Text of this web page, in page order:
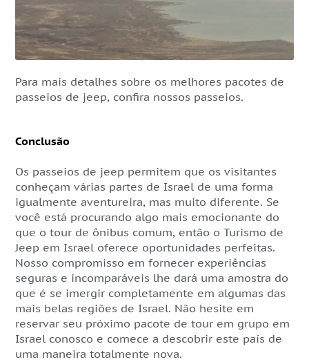
Para mais detalhes sobre os melhores pacotes de
passeios de jeep, confira nossos passeios.
Conclusão
Os passeios de jeep permitem que os visitantes
conheçam várias partes de Israel de uma forma
igualmente aventureira, mas muito diferente. Se
você está procurando algo mais emocionante do
que o tour de ônibus comum, então o Turismo de
Jeep em Israel oferece oportunidades perfeitas.
Nosso compromisso em fornecer experiências
seguras e incomparáveis lhe dará uma amostra do
que é se imergir completamente em algumas das
mais belas regiões de Israel. Não hesite em
reservar seu próximo pacote de tour em grupo em
Israel conosco e comece a descobrir este país de
uma maneira totalmente nova.